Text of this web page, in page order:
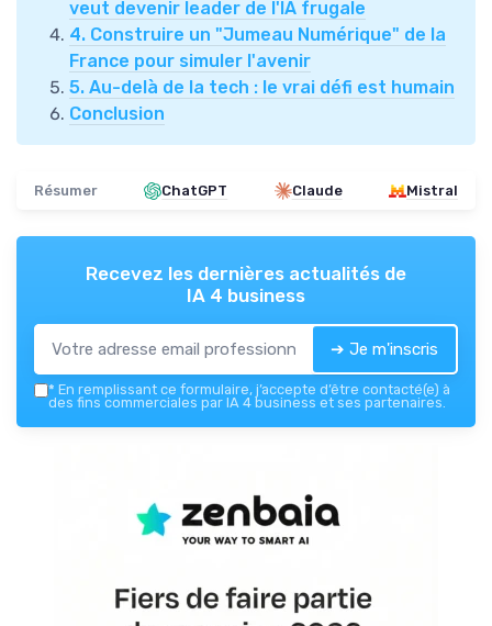
veut devenir leader de l'IA frugale
4. Construire un "Jumeau Numérique" de la
France pour simuler l'avenir
5. Au-delà de la tech : le vrai défi est humain
Conclusion
Résumer ChatGPT Claude Mistral
Recevez les dernières actualités de
IA 4 business
➔ Je m'inscris
* En remplissant ce formulaire, j’accepte d’être contacté(e) à
des fins commerciales par IA 4 business et ses partenaires.